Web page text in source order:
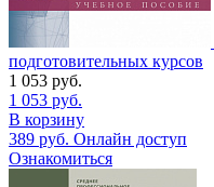
подготовительных курсов
1 053 руб.
1 053 руб.
В корзину
389 руб. Онлайн доступ
Ознакомиться